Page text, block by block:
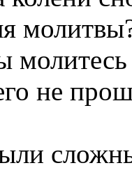
не